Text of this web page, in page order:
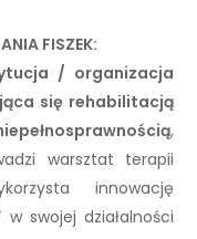
FISZEK:
/ organizacja
się rehabilitacją
,
warsztat terapii
innowację
swojej działalności